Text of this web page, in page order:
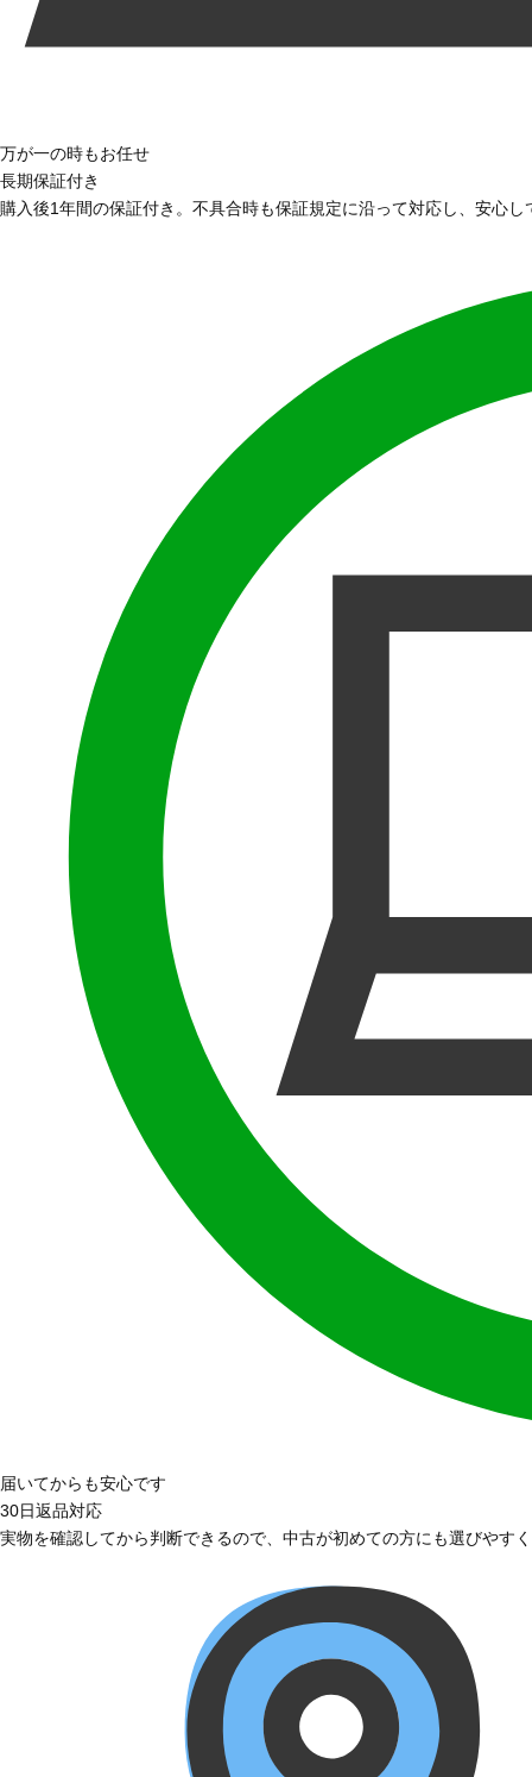
万が一の時もお任せ
長期保証付き
購入後1年間の保証付き。不具合時も保証規定に沿って対応し、安心
届いてからも安心です
30日返品対応
実物を確認してから判断できるので、中古が初めての方にも選びやす